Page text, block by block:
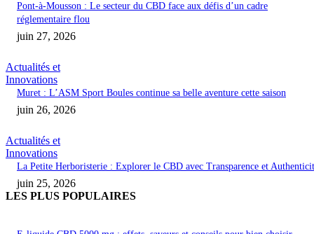
Pont-à-Mousson : Le secteur du CBD face aux défis d’un cadre
réglementaire flou
juin 27, 2026
Actualités et
Innovations
Muret : L’ASM Sport Boules continue sa belle aventure cette saison
juin 26, 2026
Actualités et
Innovations
La Petite Herboristerie : Explorer le CBD avec Transparence et
juin 25, 2026
LES PLUS POPULAIRES